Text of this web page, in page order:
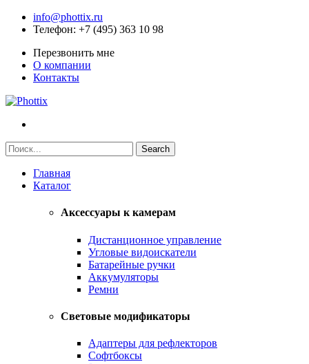
info@phottix.ru
Телефон: +7 (495) 363 10 98
Перезвонить мне
О компании
Контакты
Главная
Каталог
Аксессуары к камерам
Дистанционное управление
Угловые видоискатели
Батарейные ручки
Аккумуляторы
Ремни
Световые модификаторы
Адаптеры для рефлекторов
Софтбоксы